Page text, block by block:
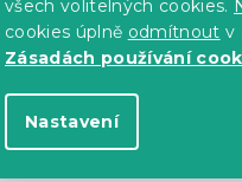
všech volitelných cookies.
cookies úplně odmítnout v
Zásadách používání
Nastavení